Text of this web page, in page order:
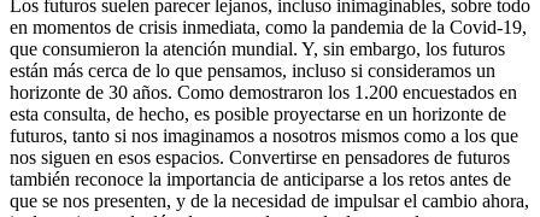
Los futuros suelen parecer lejanos, incluso inimaginables, sobre todo
en momentos de crisis inmediata, como la pandemia de la Covid-19,
que consumieron la atención mundial. Y, sin embargo, los futuros
están más cerca de lo que pensamos, incluso si consideramos un
horizonte de 30 años. Como demostraron los 1.200 encuestados en
esta consulta, de hecho, es posible proyectarse en un horizonte de
futuros, tanto si nos imaginamos a nosotros mismos como a los que
nos siguen en esos espacios. Convertirse en pensadores de futuros
también reconoce la importancia de anticiparse a los retos antes de
que se nos presenten, y de la necesidad de impulsar el cambio ahora,